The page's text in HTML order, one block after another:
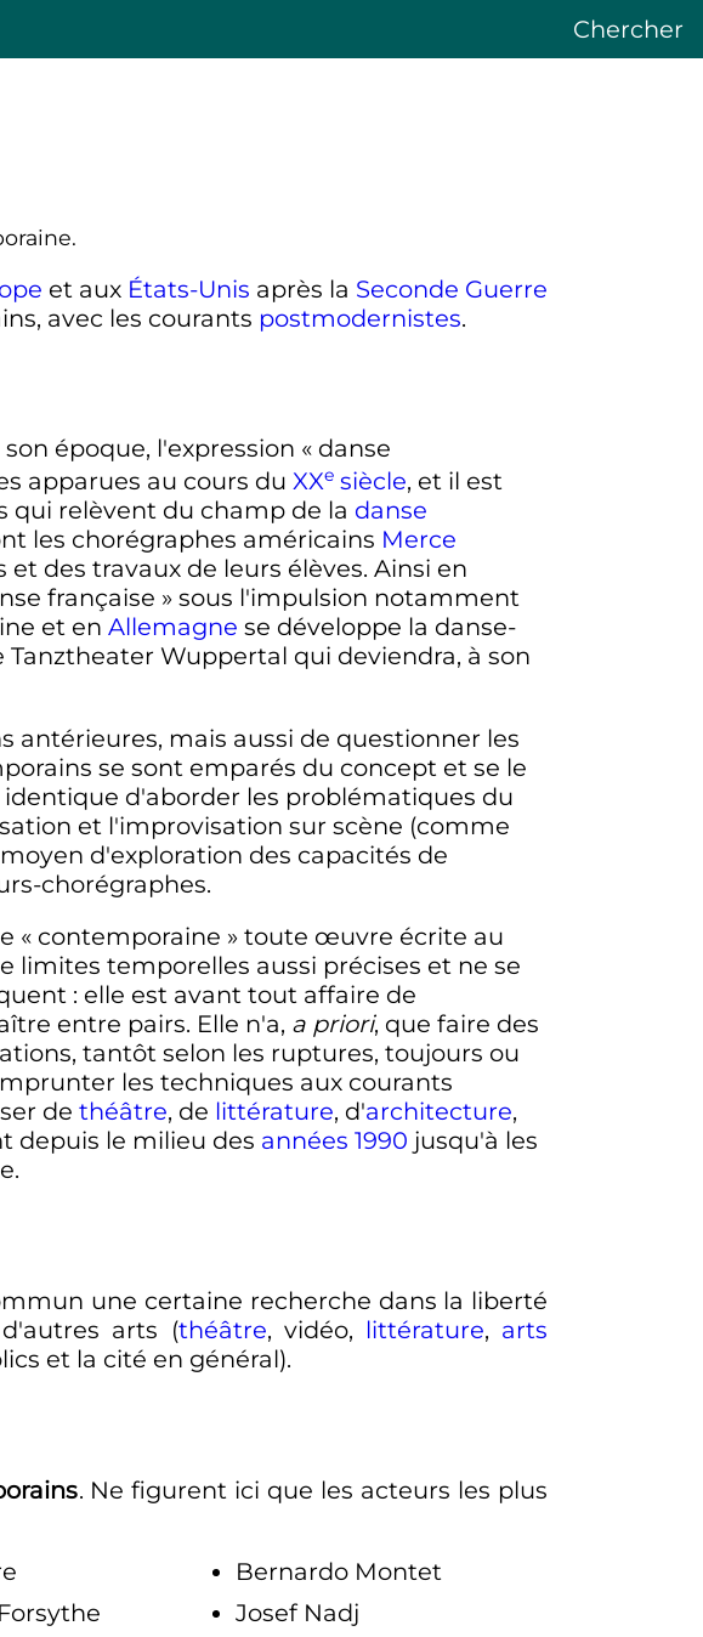
Chercher
et aux États-Unis après la Seconde Guerre
avec les courants postmodernistes.
époque, l'expression « danse
apparues au cours du XXesiècle, et il est
qui relèvent du champ de la danse
les chorégraphes américains Merce
des travaux de leurs élèves. Ainsi en
française » sous l'impulsion notamment
et en Allemagne se développe la danse-
Tanztheater Wuppertal qui deviendra, à son
antérieures, mais aussi de questionner les
se sont emparés du concept et se le
d'aborder les problématiques du
et l'improvisation sur scène (comme
d'exploration des capacités de
chorégraphes.
« contemporaine » toute œuvre écrite au
limites temporelles aussi précises et ne se
: elle est avant tout affaire de
entre pairs. Elle n'a, a priori, que faire des
tantôt selon les ruptures, toujours ou
les techniques aux courants
de théâtre, de littérature, d'architecture,
depuis le milieu des années 1990 jusqu'à les
une certaine recherche dans la liberté
arts (théâtre, vidéo, littérature, arts
et la cité en général).
. Ne figurent ici que les acteurs les plus
Bernardo Montet
Josef Nadj